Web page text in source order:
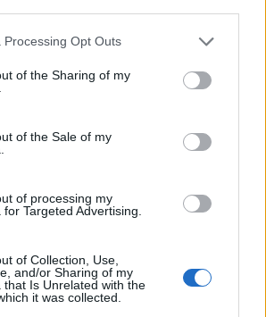
Processing Opt Outs
of the Sharing of my
of the Sale of my
of processing my
Targeted Advertising.
of Collection, Use,
and/or Sharing of my
that Is Unrelated with the
it was collected.
sicurezza
e
"Stop asilo
via libera del
aziende che